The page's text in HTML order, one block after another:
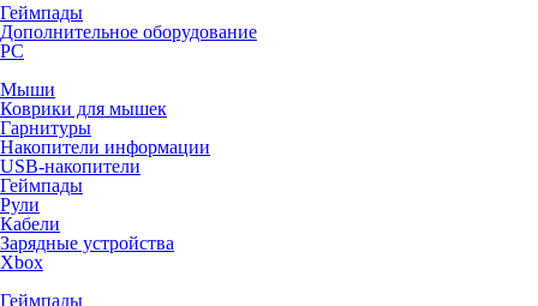
Геймпады
Дополнительное оборудование
PC
Мыши
Коврики для мышек
Гарнитуры
Накопители информации
USB-накопители
Геймпады
Рули
Кабели
Зарядные устройства
Xbox
Геймпады